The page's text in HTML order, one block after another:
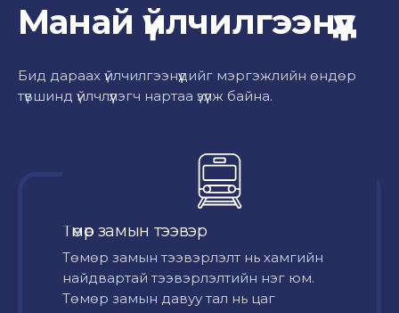
Манай үйлчилгээнүүд
Бид дараах үйлчилгээнүүдийг мэргэжлийн өндөр
түвшинд үйлчлүүлэгч нартаа үзүүлж байна.
Төмөр замын тээвэр
Төмөр замын тээвэрлэлт нь хамгийн
найдвартай тээвэрлэлтийн нэг юм.
Төмөр замын давуу тал нь цаг